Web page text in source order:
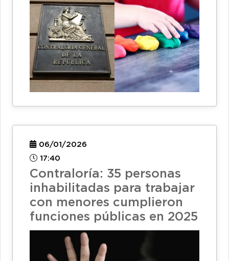
06/01/2026
17:40
Contraloría: 35 personas
inhabilitadas para trabajar
con menores cumplieron
funciones públicas en 2025